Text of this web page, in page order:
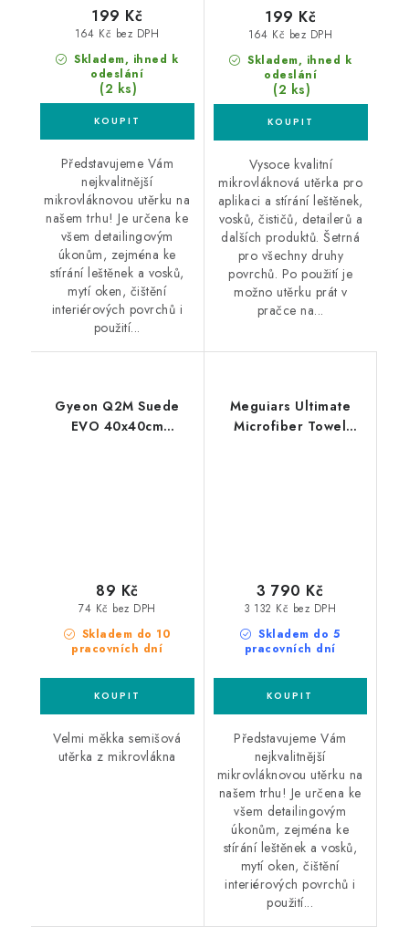
Skladem, ihned k
odeslání
(2 ks)
164 Kč bez DPH
199 Kč
Představujeme Vám
nejkvalitnější
mikrovláknovou utěrku na
našem trhu! Je určena ke
všem detailingovým
úkonům, zejména ke
stírání leštěnek a vosků,
mytí oken, čištění
interiérových povrchů i
použití...
Skladem, ihned k
odeslání
(2 ks)
164 Kč bez DPH
199 Kč
Vysoce kvalitní
mikrovláknová utěrka pro
aplikaci a stírání leštěnek,
vosků, čističů, detailerů a
dalších produktů. Šetrná
pro všechny druhy
povrchů. Po použití je
možno utěrku prát v
pračce na...
Gyeon Q2M Suede
EVO 40x40cm
Skladem do 10
pracovních dní
74 Kč bez DPH
89 Kč
Velmi měkka semišová
utěrka z mikrovlákna
Meguiars Ultimate
Microfiber Towel
Skladem do 5
pracovních dní
3 132 Kč bez DPH
3 790 Kč
Představujeme Vám
nejkvalitnější
mikrovláknovou utěrku na
našem trhu! Je určena ke
všem detailingovým
úkonům, zejména ke
stírání leštěnek a vosků,
mytí oken, čištění
interiérových povrchů i
použití...